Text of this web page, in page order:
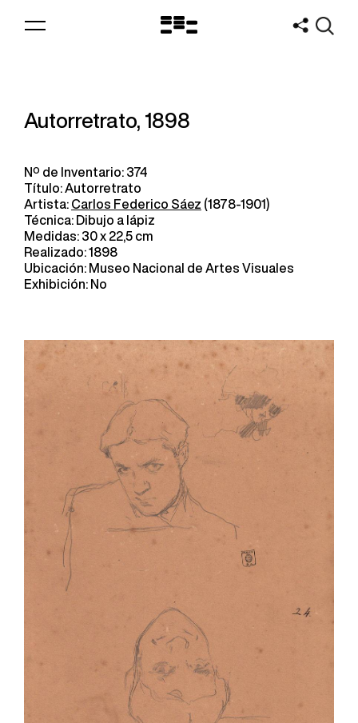
Logo
Autorretrato, 1898
Nº de Inventario: 374
Título: Autorretrato
Artista: Carlos Federico Sáez (1878-1901)
Técnica: Dibujo a lápiz
Medidas: 30 x 22,5 cm
Realizado: 1898
Ubicación: Museo Nacional de Artes Visuales
Exhibición: No